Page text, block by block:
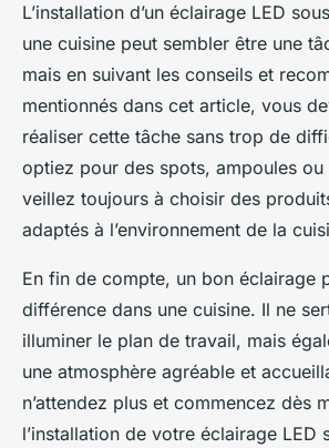
L’installation d’un éclairage LED
une cuisine peut sembler être une
mais en suivant les conseils et
mentionnés dans cet article, vous
réaliser cette tâche sans trop de
optiez pour des spots, ampoules ou
veillez toujours à choisir des
adaptés à l’environnement de la
En fin de compte, un bon éclairage
différence dans une cuisine. Il ne
illuminer le plan de travail, mais
une atmosphère agréable et
n’attendez plus et commencez dès
l’installation de votre éclairage LED